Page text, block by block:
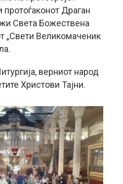
Драган
Света Божествена
„Свети Великомаченик
верниот народ
Христови Тајни.